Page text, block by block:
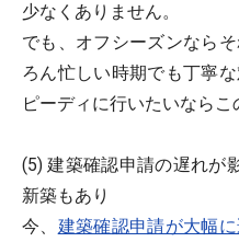
少なくありません。
でも、オフシーズンなら
ろん忙しい時期でも丁寧
ピーディに行いたいならこ
(5) 建築確認申請の遅れが
新築もあり
今、 建築確認申請が大幅